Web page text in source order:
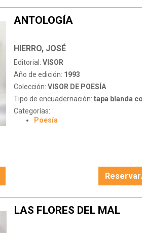
ANTOLOGÍA
HIERRO, JOSÉ
Editorial: VISOR
Año de edición: 1993
Colección: VISOR DE POESÍA
Tipo de encuadernación: tapa blanda
Categorías:
Poesía
LAS FLORES DEL MAL